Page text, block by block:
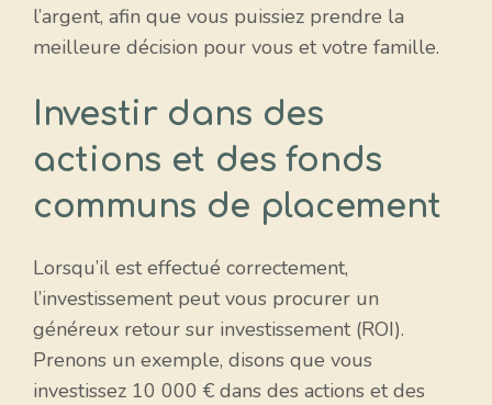
l’argent, afin que vous puissiez prendre la
meilleure décision pour vous et votre famille.
Investir dans des
actions et des fonds
communs de placement
Lorsqu’il est effectué correctement,
l’investissement peut vous procurer un
généreux retour sur investissement (ROI).
Prenons un exemple, disons que vous
investissez 10 000 € dans des actions et des